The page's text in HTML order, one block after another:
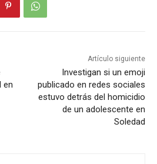
en
Artículo siguiente
Investigan si un emoji
publicado en redes sociales
estuvo detrás del homicidio
de un adolescente en
Soledad